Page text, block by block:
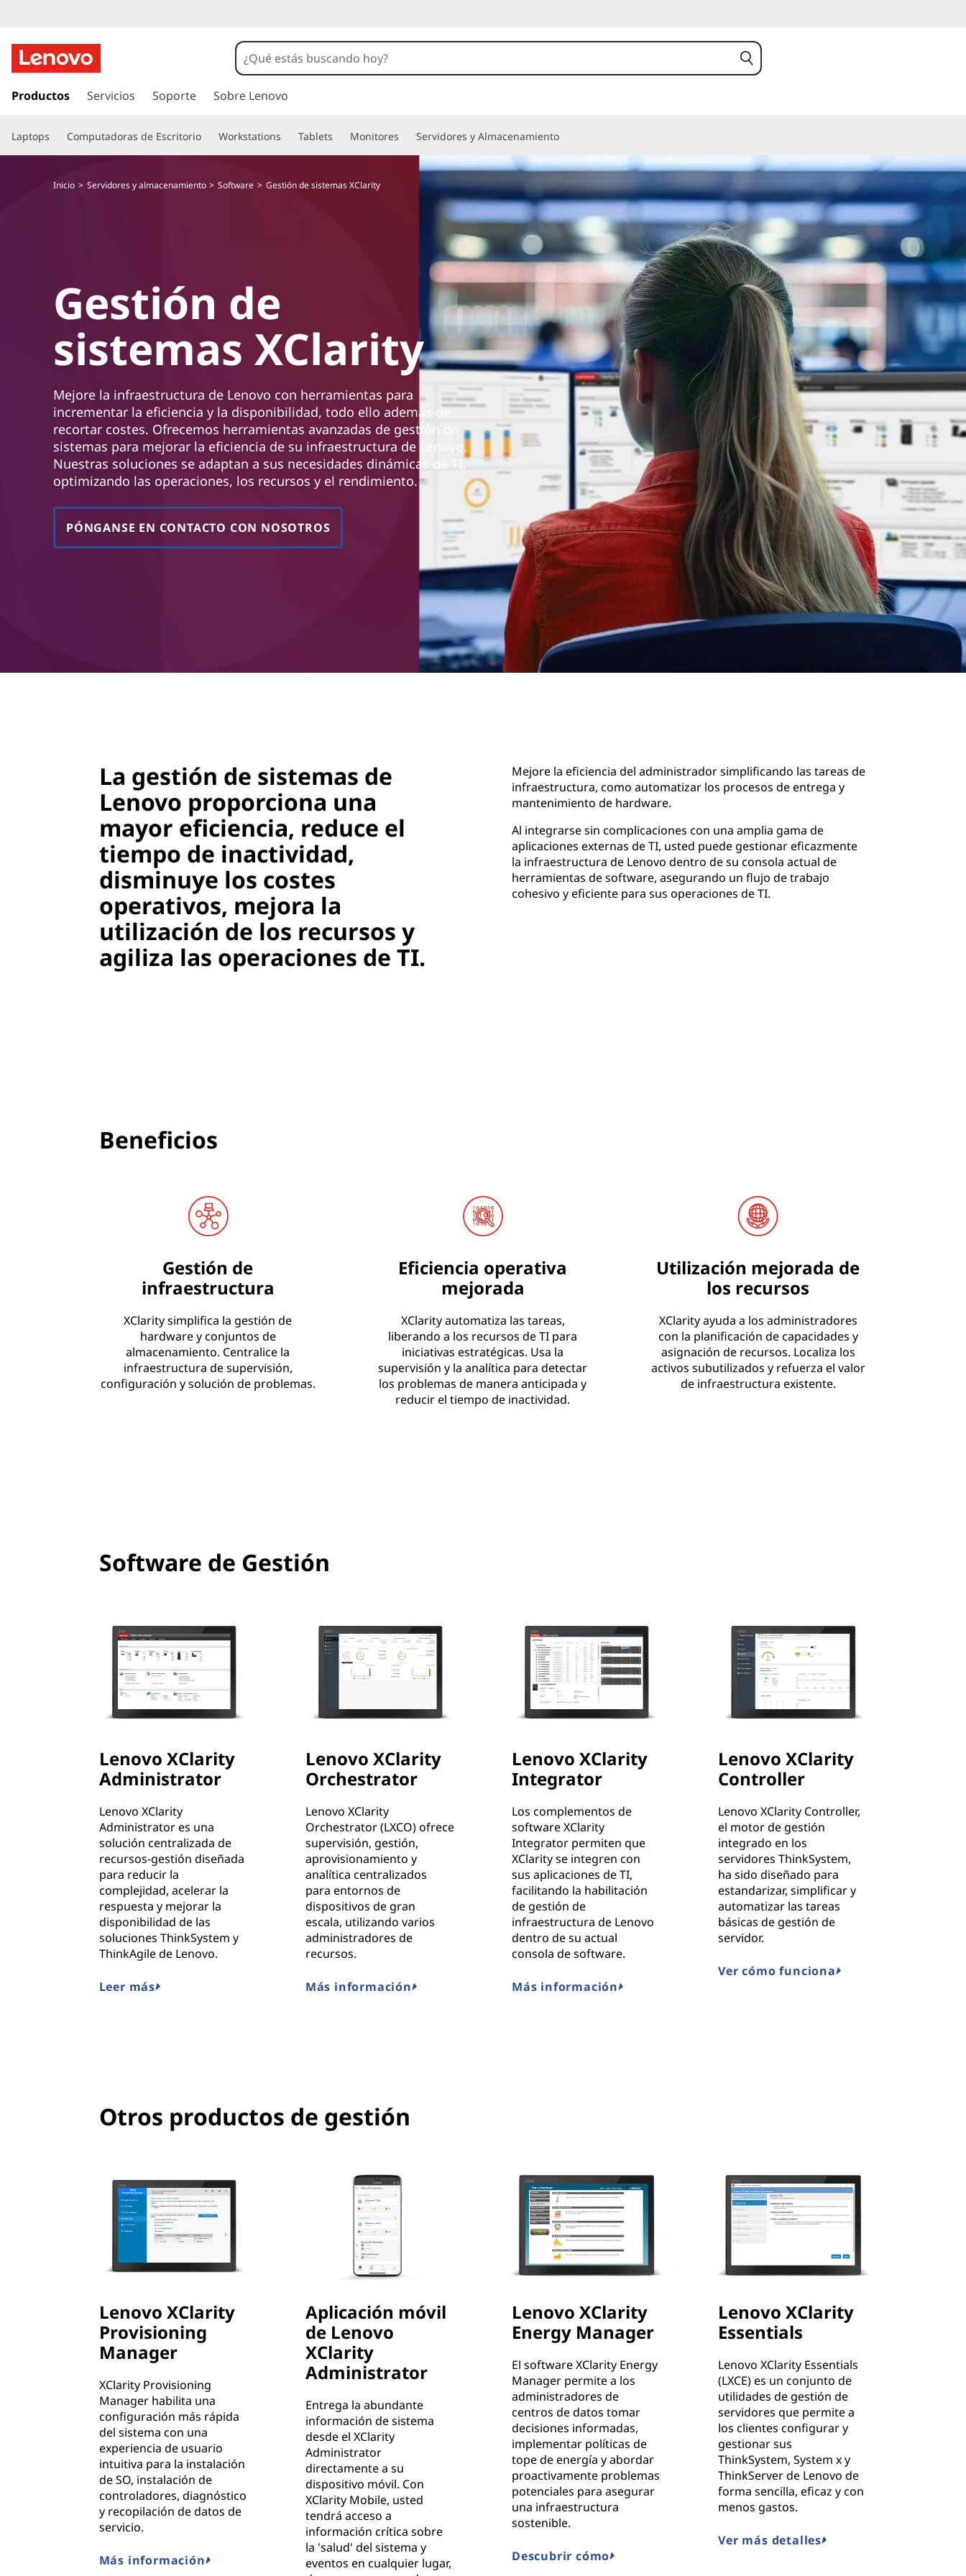
e
o
r
c
o
Productos Servicios Soporte Sobre Lenovo
Laptops Computadoras de Escritorio Workstations Tablets Monitores Servidores y Almacenamiento
Inicio Servidores y almacenamiento Software Gestión de sistemas XClarity
Gestión de
sistemas XClarity
Mejore la infraestructura de Lenovo con herramientas para
incrementar la eficiencia y la disponibilidad, todo ello además de
recortar costes. Ofrecemos herramientas avanzadas de gestión de
sistemas para mejorar la eficiencia de su infraestructura de Lenovo.
Nuestras soluciones se adaptan a sus necesidades dinámicas de TI,
optimizando las operaciones, los recursos y el rendimiento.
PÓNGANSE EN CONTACTO CON NOSOTROS
La gestión de sistemas de
Lenovo proporciona una
mayor eficiencia, reduce el
tiempo de inactividad,
disminuye los costes
operativos, mejora la
utilización de los recursos y
agiliza las operaciones de TI.
Mejore la eficiencia del administrador simplificando las tareas de
infraestructura, como automatizar los procesos de entrega y
mantenimiento de hardware.
Al integrarse sin complicaciones con una amplia gama de
aplicaciones externas de TI, usted puede gestionar eficazmente
la infraestructura de Lenovo dentro de su consola actual de
herramientas de software, asegurando un flujo de trabajo
cohesivo y eficiente para sus operaciones de TI.
Beneficios
Gestión de
infraestructura
XClarity simplifica la gestión de
hardware y conjuntos de
almacenamiento. Centralice la
infraestructura de supervisión,
configuración y solución de problemas.
Eficiencia operativa
mejorada
XClarity automatiza las tareas,
liberando a los recursos de TI para
iniciativas estratégicas. Usa la
supervisión y la analítica para detectar
los problemas de manera anticipada y
reducir el tiempo de inactividad.
Utilización mejorada de
los recursos
XClarity ayuda a los administradores
con la planificación de capacidades y
asignación de recursos. Localiza los
activos subutilizados y refuerza el valor
de infraestructura existente.
Software de Gestión
Lenovo XClarity
Administrator
Lenovo XClarity
Administrator es una
solución centralizada de
recursos-gestión diseñada
para reducir la
complejidad, acelerar la
respuesta y mejorar la
disponibilidad de las
soluciones ThinkSystem y
ThinkAgile de Lenovo.
Leer más
Lenovo XClarity
Orchestrator
Lenovo XClarity
Orchestrator (LXCO) ofrece
supervisión, gestión,
aprovisionamiento y
analítica centralizados
para entornos de
dispositivos de gran
escala, utilizando varios
administradores de
recursos.
Más información
Lenovo XClarity
Integrator
Los complementos de
software XClarity
Integrator permiten que
XClarity se integren con
sus aplicaciones de TI,
facilitando la habilitación
de gestión de
infraestructura de Lenovo
dentro de su actual
consola de software.
Más información
Lenovo XClarity
Controller
Lenovo XClarity Controller,
el motor de gestión
integrado en los
servidores ThinkSystem,
ha sido diseñado para
estandarizar, simplificar y
automatizar las tareas
básicas de gestión de
servidor.
Ver cómo funciona
Otros productos de gestión
Lenovo XClarity
Provisioning
Manager
XClarity Provisioning
Manager habilita una
configuración más rápida
del sistema con una
experiencia de usuario
intuitiva para la instalación
de SO, instalación de
controladores, diagnóstico
y recopilación de datos de
servicio.
Más información
Aplicación móvil
de Lenovo
XClarity
Administrator
Entrega la abundante
información de sistema
desde el XClarity
Administrator
directamente a su
dispositivo móvil. Con
XClarity Mobile, usted
tendrá acceso a
información crítica sobre
la 'salud' del sistema y
eventos en cualquier lugar,
Lenovo XClarity
Energy Manager
El software XClarity Energy
Manager permite a los
administradores de
centros de datos tomar
decisiones informadas,
implementar políticas de
tope de energía y abordar
proactivamente problemas
potenciales para asegurar
una infraestructura
sostenible.
Descubrir cómo
Lenovo XClarity
Essentials
Lenovo XClarity Essentials
(LXCE) es un conjunto de
utilidades de gestión de
servidores que permite a
los clientes configurar y
gestionar sus
ThinkSystem, System x y
ThinkServer de Lenovo de
forma sencilla, eficaz y con
menos gastos.
Ver más detalles